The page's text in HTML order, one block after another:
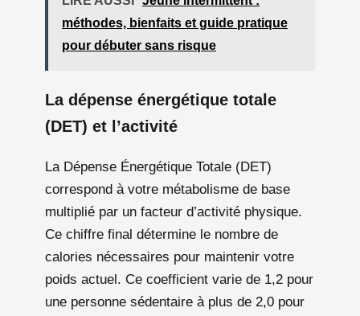
méthodes, bienfaits et guide pratique
pour débuter sans risque
La dépense énergétique totale
(DET) et l’activité
La Dépense Énergétique Totale (DET)
correspond à votre métabolisme de base
multiplié par un facteur d’activité physique.
Ce chiffre final détermine le nombre de
calories nécessaires pour maintenir votre
poids actuel. Ce coefficient varie de 1,2 pour
une personne sédentaire à plus de 2,0 pour